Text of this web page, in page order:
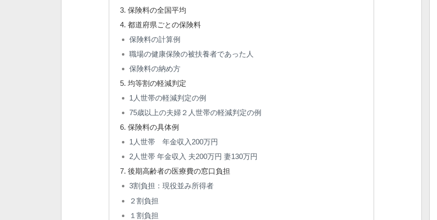
保険料の全国平均
都道府県ごとの保険料
保険料の計算例
職場の健康保険の被扶養者であった人
保険料の納め方
均等割の軽減判定
1人世帯の軽減判定の例
75歳以上の夫婦２人世帯の軽減判定の例
保険料の具体例
1人世帯 年金収入200万円
2人世帯 年金収入 夫200万円 妻130万円
後期高齢者の医療費の窓口負担
3割負担：現役並み所得者
２割負担
１割負担